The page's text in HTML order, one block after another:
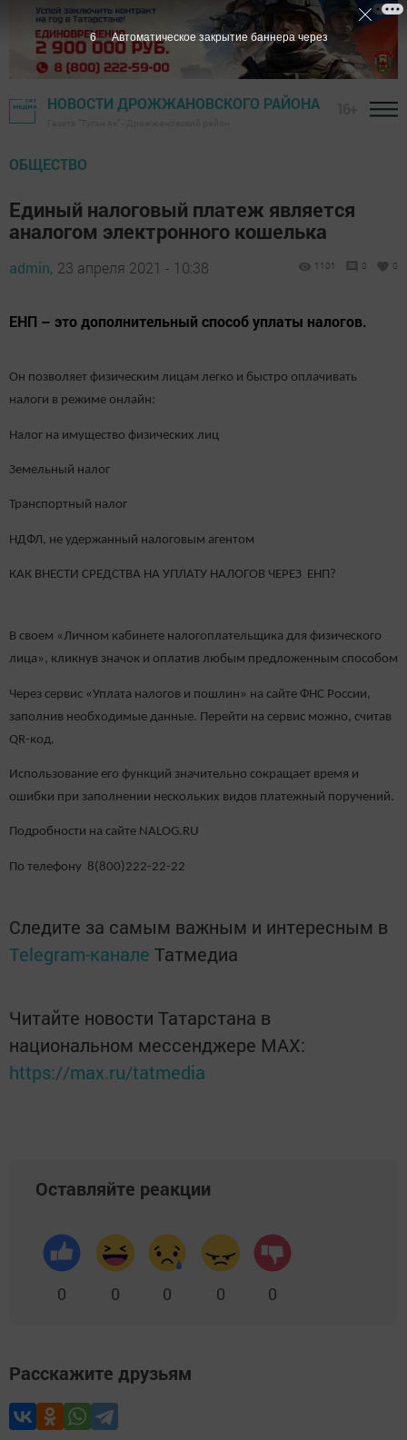
НОВОСТИ ДРОЖЖАНОВСКОГО РАЙОНА
ОБЩЕСТВО
Единый налоговый платеж является
аналогом электронного кошелька
admin, 23 апреля 2021 - 10:38 1101 0 0
ЕНП – это дополнительный способ уплаты налогов.
Он позволяет физическим лицам легко и быстро оплачивать
налоги в режиме онлайн:
Налог на имущество физических лиц
Земельный налог
Транспортный налог
НДФЛ, не удержанный налоговым агентом
КАК ВНЕСТИ СРЕДСТВА НА УПЛАТУ НАЛОГОВ ЧЕРЕЗ ЕНП?
В своем «Личном кабинете налогоплательщика для физического
лица», кликнув значок и оплатив любым предложенным способом
Через сервис «Уплата налогов и пошлин» на сайте ФНС России,
заполнив необходимые данные. Перейти на сервис можно, считав
QR-код.
Использование его функций значительно сокращает время и
ошибки при заполнении нескольких видов платежный поручений.
Подробности на сайте NALOG.RU
По телефону 8(800)222-22-22
Следите за самым важным и интересным в
Telegram-канале Татмедиа
Читайте новости Татарстана в
национальном мессенджере MАХ:
https://max.ru/tatmedia
Оставляйте реакции
0 0 0 0 0
Расскажите друзьям
5 Автоматическое закрытие баннера через